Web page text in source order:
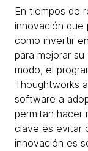
En tiempos de
innovación que
como invertir
para mejorar
modo, el
Thoughtworks
software a
permitan hacer
clave es evitar
innovación es